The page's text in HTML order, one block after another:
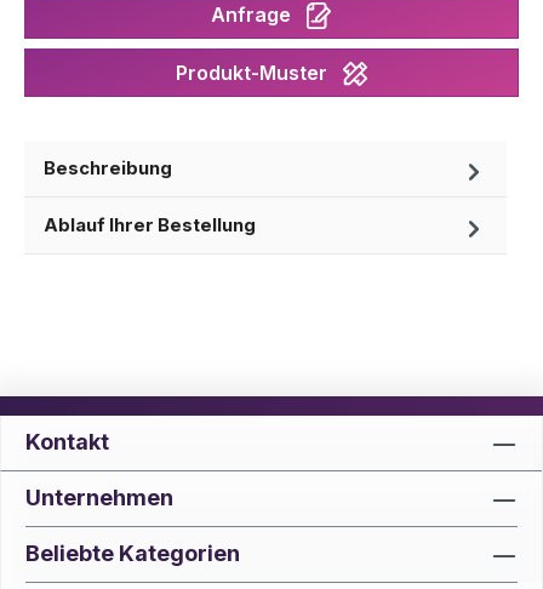
Anfrage
Produkt-Muster
Beschreibung
Ablauf Ihrer Bestellung
Kontakt
Unternehmen
Beliebte Kategorien